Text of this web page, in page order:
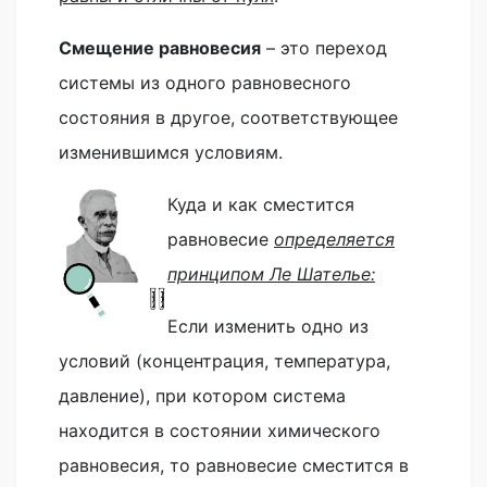
Смещение равновесия – это переход
системы из одного равновесного
состояния в другое, соответствующее
изменившимся условиям.
Куда и как сместится
равновесие определяется
принципом Ле Шателье:
Если изменить одно из
условий (концентрация, температура,
давление), при котором система
находится в состоянии химического
равновесия, то равновесие сместится в